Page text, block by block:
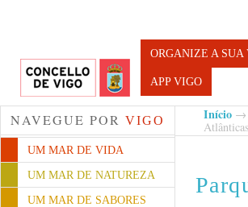
Turismo de
ORGANIZE A SUA
APP VIGO
NAVEGUE POR VIGO
UM MAR DE VIDA
UM MAR DE NATUREZA
UM MAR DE SABORES
Início →
Atlânticas